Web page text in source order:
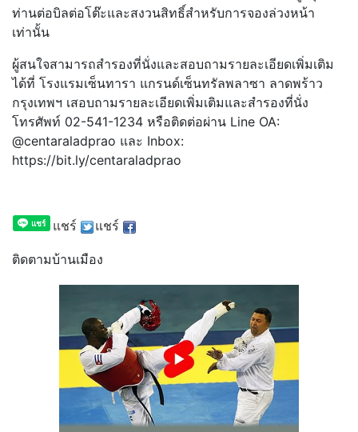
ท่านต่อบิลต่อโต๊ะและสงวนสิทธิ์สำหรับการจองล่วงหน้า
เท่านั้น
ผู้สนใจสามารถสำรองที่นั่งและสอบถามรายละเอียดเพิ่มเติม
ได้ที่ โรงแรมเซ็นทารา แกรนด์เซ็นทรัลพลาซา ลาดพร้าว
กรุงเทพฯ เสอบถามรายละเอียดเพิ่มเติมและสำรองที่นั่ง
โทรศัพท์ 02-541-1234 หรือติดต่อผ่าน Line OA:
@centaraladprao และ Inbox:
https://bit.ly/centaraladprao
แชร์ แชร์
ติดตามบ้านเมือง